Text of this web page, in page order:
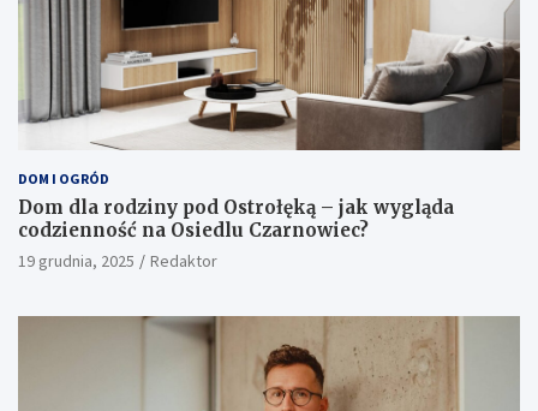
DOM I OGRÓD
Dom dla rodziny pod Ostrołęką – jak wygląda
codzienność na Osiedlu Czarnowiec?
19 grudnia, 2025 Redaktor